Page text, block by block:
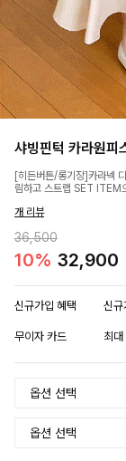
샤빙핀턱 카라원피
[히든버튼/롱기장]카라넥
림하고 스트랩 SET ITEM
개 리뷰
36,500
10% 32,900
신규가입 혜택 신규
무이자 카드 최대